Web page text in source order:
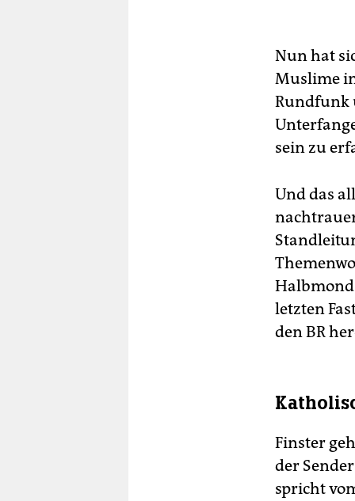
Nun hat
Muslime
Rundfunk
sein zu
Und das
Halbmond
letzten
den BR
Finster
der
spricht